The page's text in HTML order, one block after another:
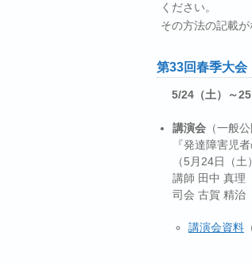
ください。
その方法の記載
第33回春季大会
5/24（土）～
講演会 （一般公
『発達障害児
（5月24日（
講師 田中 真理
司会 古賀 精治
講演会資料